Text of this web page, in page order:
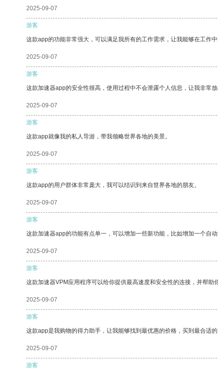
2025-09-07
游客
这款app的功能非常强大，可以满足我所有的工作需求，让我能够在工作
2025-09-07
游客
这款加速器app的安全性很高，使用过程中不会泄露个人信息，让我非常
2025-09-07
游客
这款app就像我的私人导游，带我领略世界各地的美景。
2025-09-07
游客
这款app的用户群体非常庞大，我可以结识到来自世界各地的朋友。
2025-09-07
游客
这款加速器app的功能有点单一，可以增加一些新功能，比如增加一个自
2025-09-07
游客
这款加速器VPM应用程序可以给你提供最高速度和安全性的连接，并帮助
2025-09-07
游客
这款app是我购物的得力助手，让我能够找到最优惠的价格，买到最合适
2025-09-07
游客